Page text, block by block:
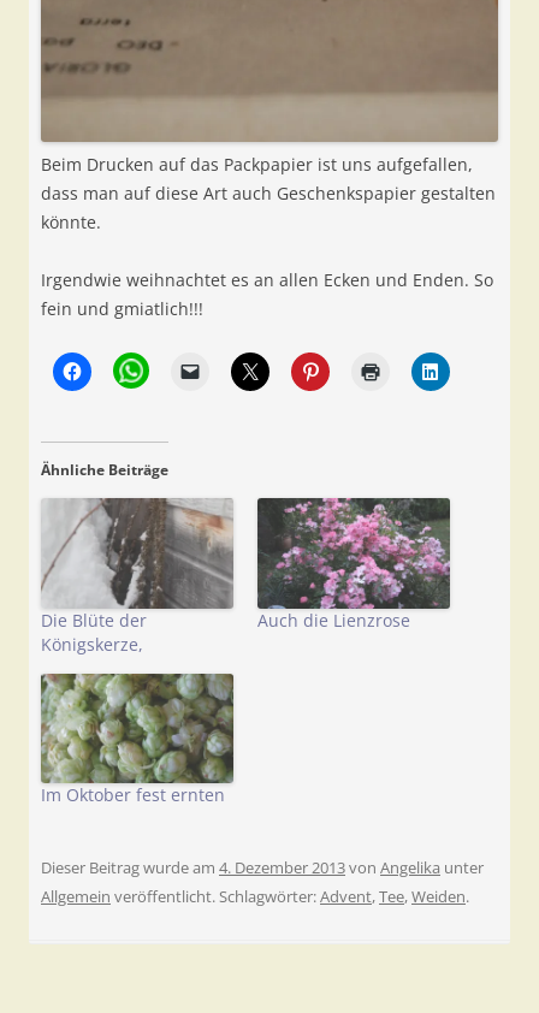
Beim Drucken auf das Packpapier ist uns aufgefallen,
dass man auf diese Art auch Geschenkspapier gestalten
könnte.
Irgendwie weihnachtet es an allen Ecken und Enden. So
fein und gmiatlich!!!
Ähnliche Beiträge
Die Blüte der
Königskerze,
Auch die Lienzrose
Im Oktober fest ernten
Dieser Beitrag wurde am 4. Dezember 2013von Angelika unter
Allgemein veröffentlicht. Schlagwörter:Advent,Tee,Weiden.